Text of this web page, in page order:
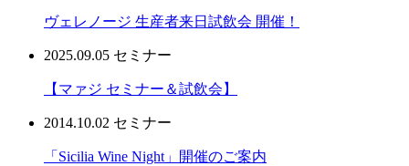
ヴェレノージ 生産者来日試飲会 開催！
2025.09.05 セミナー
【マァジ セミナー＆試飲会】
2014.10.02 セミナー
「Sicilia Wine Night」開催のご案内